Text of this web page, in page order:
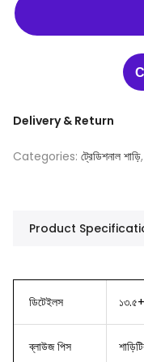
Delivery & Return
Categories: ট্রেডিশনাল শাড়ি,
Product
ডিটেইলস ১৩.৫+
ব্লাউজ পিস